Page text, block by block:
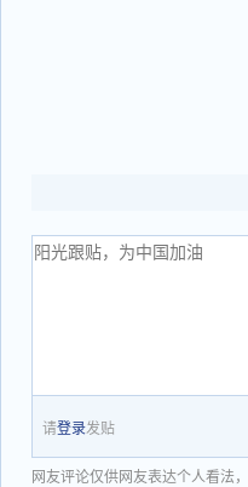
请登录发贴
网友评论仅供网友表达个人看法